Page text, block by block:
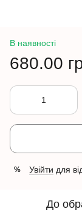
В наявності
680.00
% Увійти для
До